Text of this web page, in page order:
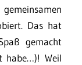
Das hat
gemacht
habe…)! Weil